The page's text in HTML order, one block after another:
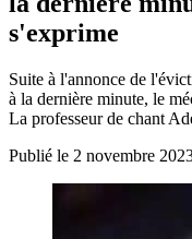
s'exprime
Suite à l'annonce de
à la dernière minute, le
La professeur de chant
Publié le 2 novembre